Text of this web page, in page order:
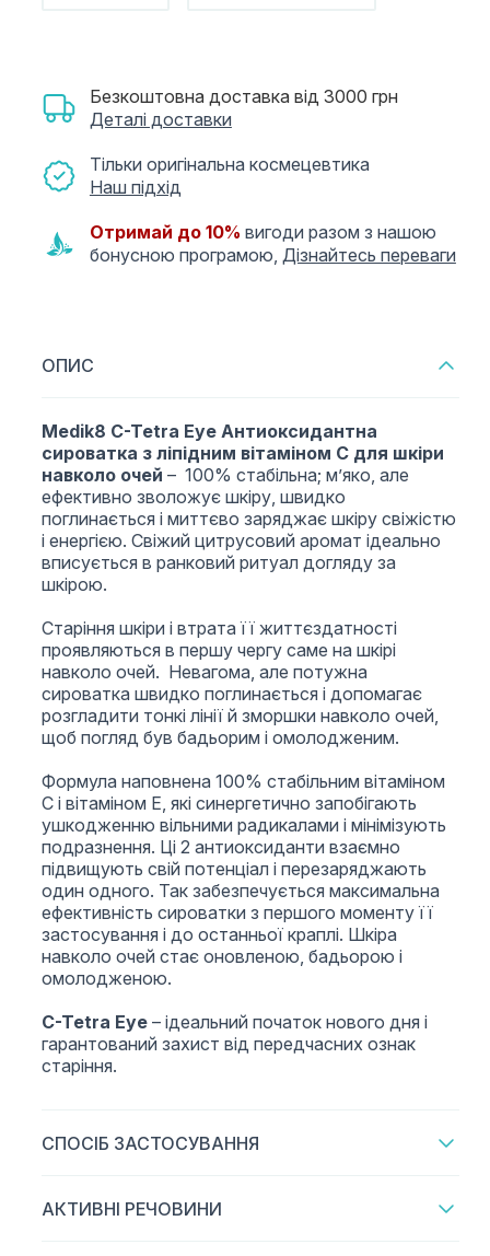
Безкоштовна доставка від 3000 грн
Деталі доставки
Тільки оригінальна космецевтика
Наш підхід
Отримай до 10% вигоди разом з нашою
бонусною програмою, Дізнайтесь переваги
ОПИС
Medik8 C-Tetra Eye Антиоксидантна
сироватка з ліпідним вітаміном С для шкіри
навколо очей – 100% стабільна; м’яко, але
ефективно зволожує шкіру, швидко
поглинається і миттєво заряджає шкіру свіжістю
і енергією. Свіжий цитрусовий аромат ідеально
вписується в ранковий ритуал догляду за
шкірою.
Старіння шкіри і втрата її життєздатності
проявляються в першу чергу саме на шкірі
навколо очей. Невагома, але потужна
сироватка швидко поглинається і допомагає
розгладити тонкі лінії й зморшки навколо очей,
щоб погляд був бадьорим і омолодженим.
Формула наповнена 100% стабільним вітаміном
С і вітаміном Е, які синергетично запобігають
ушкодженню вільними радикалами і мінімізують
подразнення. Ці 2 антиоксиданти взаємно
підвищують свій потенціал і перезаряджають
один одного. Так забезпечується максимальна
ефективність сироватки з першого моменту її
застосування і до останньої краплі. Шкіра
навколо очей стає оновленою, бадьорою і
омолодженою.
C-Tetra Eye– ідеальний початок нового дня і
гарантований захист від передчасних ознак
старіння.
СПОСІБ ЗАСТОСУВАННЯ
АКТИВНІ РЕЧОВИНИ